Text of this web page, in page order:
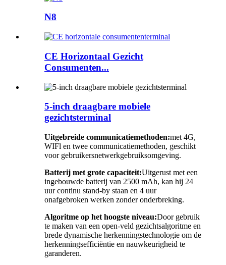
N8
CE Horizontaal Gezicht
Consumenten...
5-inch draagbare mobiele
gezichtsterminal
Uitgebreide communicatiemethoden:met 4G,
WIFl en twee communicatiemethoden, geschikt
voor gebruikersnetwerkgebruiksomgeving.
Batterij met grote capaciteit:Uitgerust met een
ingebouwde batterij van 2500 mAh, kan hij 24
uur continu stand-by staan ​​en 4 uur
onafgebroken werken zonder onderbreking.
Algoritme op het hoogste niveau:Door gebruik
te maken van een open-veld gezichtsalgoritme en
brede dynamische herkenningstechnologie om de
herkenningsefficiëntie en nauwkeurigheid te
garanderen.